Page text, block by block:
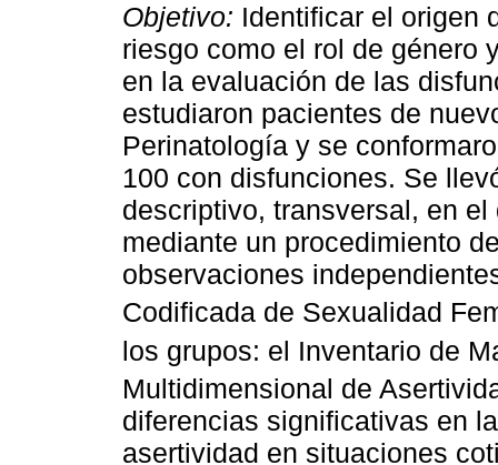
Objetivo: Identificar el origen
riesgo como el rol de género
en la evaluación de las
estudiaron pacientes de
Perinatología y se
100 con disfunciones. Se
descriptivo, transversal, en
mediante un procedimiento
observaciones
Codificada de Sexualidad
los grupos: el Inventario de
Multidimensional de
diferencias significativas en
asertividad en situaciones